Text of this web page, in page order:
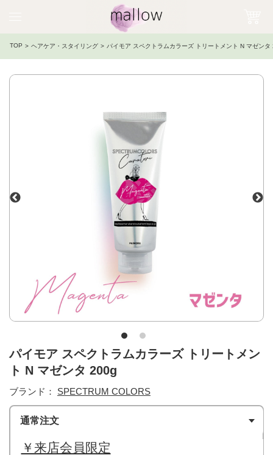
TOP ヘアケア・スタイリング パイモア スペクトラムカラーズ トリートメント N マゼンタ
パイモア スペクトラムカラーズ トリートメン
ト N マゼンタ 200g
ブランド： SPECTRUM COLORS
通常注文
￥来店会員限定